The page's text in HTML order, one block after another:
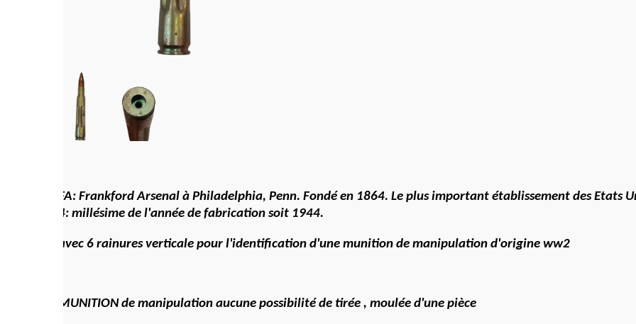
Frankford Arsenal à Philadelphia, Penn. Fondé en 1864. Le plus important établissement des Etats Unis en
millésime de l'année de fabrication soit1944.
6 rainures verticale pour l'identification d'une munition de manipulation d'origine ww2
de manipulation aucune possibilité de tirée , moulée d'une pièce